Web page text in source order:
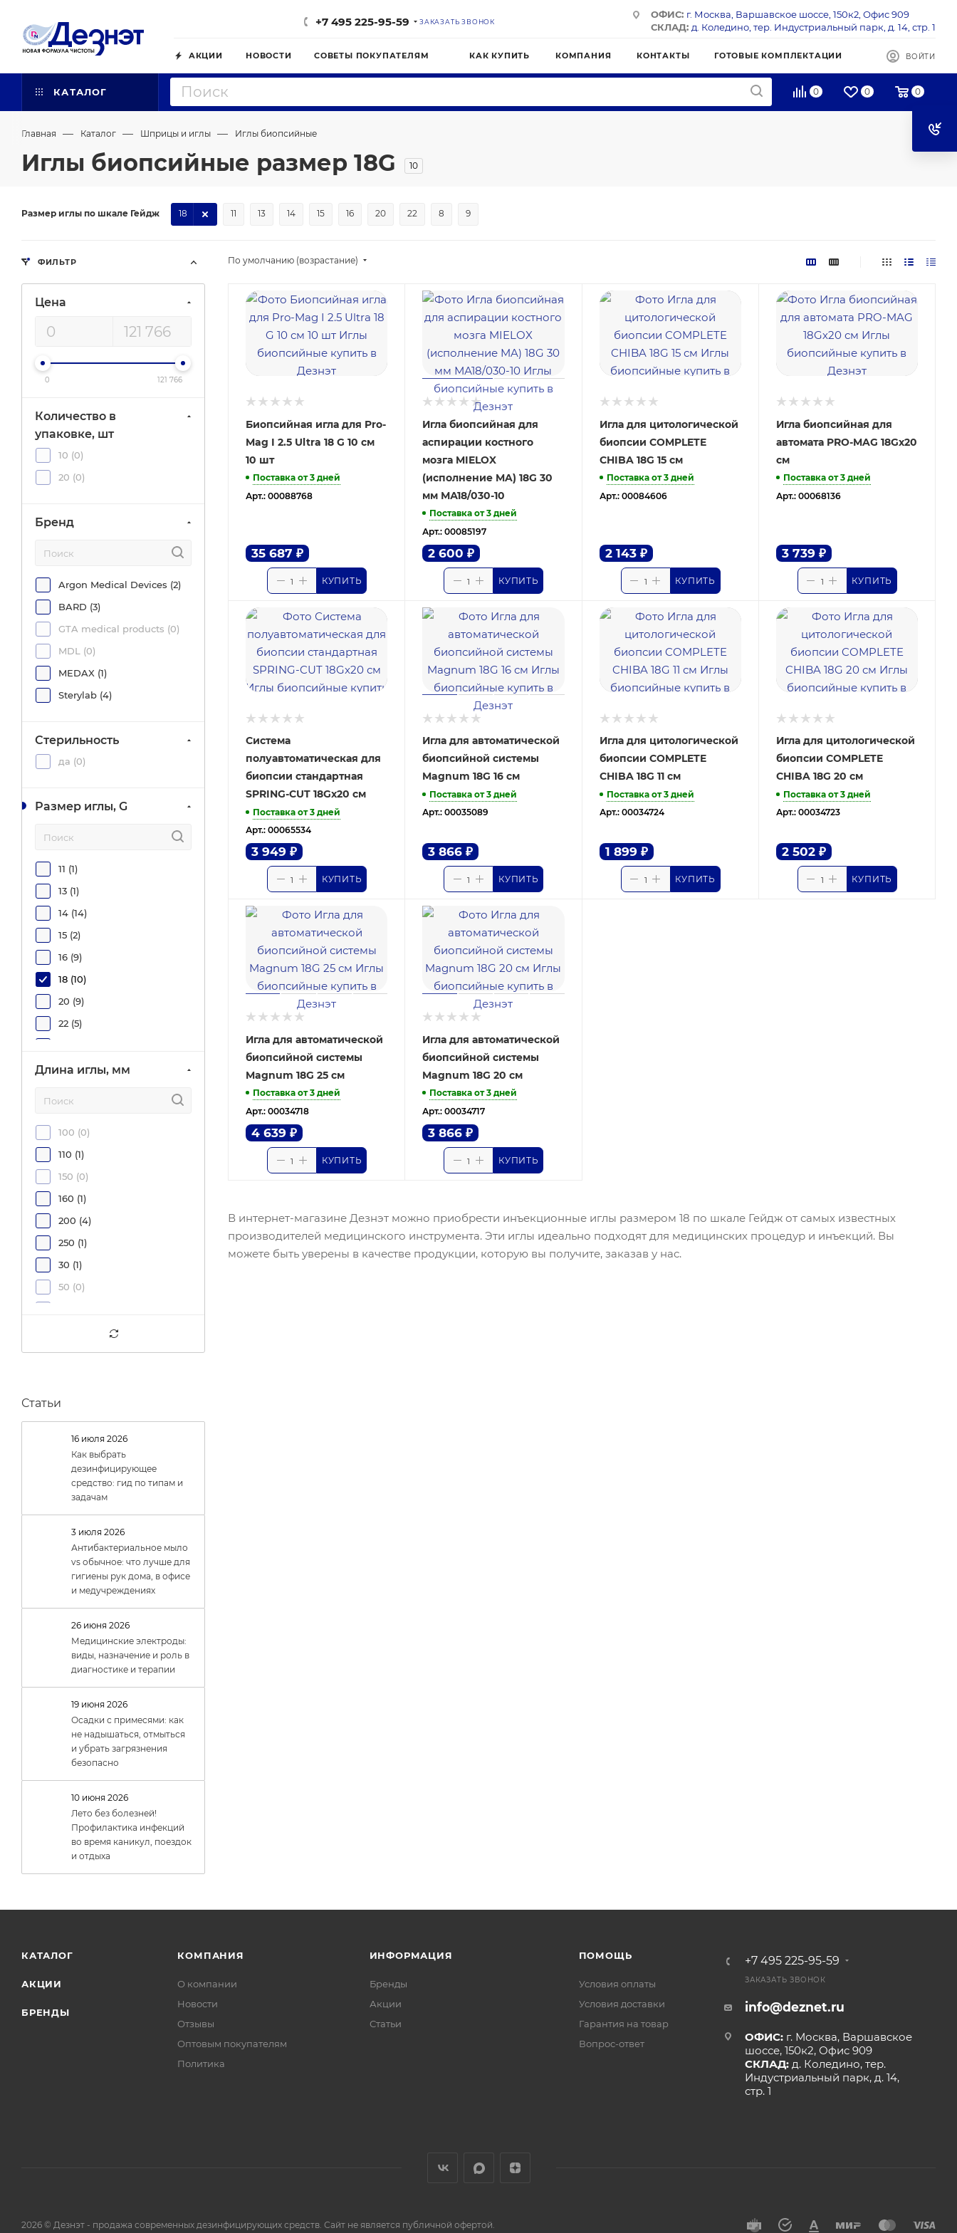
+7 495 225-95-59 ЗАКАЗАТЬ ЗВОНОК
ОФИС: г. Москва, Варшавское шоссе, 150к2, Офис 909
СКЛАД: д. Коледино, тер. Индустриальный парк, д. 14, стр. 1
АКЦИИ НОВОСТИ СОВЕТЫ ПОКУПАТЕЛЯМ КАК КУПИТЬ КОМПАНИЯ КОНТАКТЫ ГОТОВЫЕ КОМПЛЕКТАЦИИ ВОЙТИ
КАТАЛОГ 0 0 0
Главная — Каталог — Шприцы и иглы — Иглы биопсийные
Иглы биопсийные размер 18G 10
Размер иглы по шкале Гейдж 11 13 14 15 16
18 20 22 8 9
По умолчанию (возрастание)
Биопсийная игла для Pro-
Mag I 2.5 Ultra 18 G 10 см
10 шт
Поставка от 3 дней
Арт.: 00088768
35 687 ₽
КУПИТЬ
Игла биопсийная для
аспирации костного
мозга MIELOX
(исполнение MA) 18G 30
мм МА18/030-10
Поставка от 3 дней
Арт.: 00085197
2 600 ₽
КУПИТЬ
Игла для цитологической
биопсии COMPLETE
CHIBA 18G 15 см
Поставка от 3 дней
Арт.: 00084606
2 143₽
КУПИТЬ
Игла биопсийная для
автомата PRO-MAG 18Gх20
см
Поставка от 3 дней
Арт.: 00068136
3 739₽
КУПИТЬ
Система
полуавтоматическая для
биопсии стандартная
SPRING-CUT 18Gx20 см
Поставка от 3 дней
Арт.: 00065534
3 949 ₽
КУПИТЬ
Игла для автоматической
биопсийной системы
Magnum 18G 16 см
Поставка от 3 дней
Арт.: 00035089
3 866 ₽
КУПИТЬ
Игла для цитологической
биопсии COMPLETE
CHIBA 18G 11 см
Поставка от 3 дней
Арт.: 00034724
1 899₽
КУПИТЬ
Игла для цитологической
биопсии COMPLETE
CHIBA 18G 20 см
Поставка от 3 дней
Арт.: 00034723
2 502₽
КУПИТЬ
Игла для автоматической
биопсийной системы
Magnum 18G 25 см
Поставка от 3 дней
Арт.: 00034718
4 639 ₽
КУПИТЬ
Игла для автоматической
биопсийной системы
Magnum 18G 20 см
Поставка от 3 дней
Арт.: 00034717
3 866 ₽
КУПИТЬ
В интернет-магазине Дезнэт можно приобрести инъекционные иглы размером 18 по шкале Гейдж от самых известных
производителей медицинского инструмента. Эти иглы идеально подходят для медицинских процедур и инъекций. Вы
можете быть уверены в качестве продукции, которую вы получите, заказав у нас.
ФИЛЬТР
Цена
0 121 766
Количество в
упаковке, шт
10 (0)
20 (0)
Бренд
Argon Medical Devices (2)
BARD (3)
GTA medical products (0)
MDL (0)
MEDAX (1)
Sterylab (4)
Стерильность
да (0)
Размер иглы, G
11 (1)
13 (1)
14 (14)
15 (2)
16 (9)
18 (10)
20 (9)
22 (5)
9 (2
Длина иглы, мм
100 (0)
110 (1)
150 (0)
160 (1)
200 (4)
250 (1)
30 (1)
50 (0)
Статьи
16 июля 2026
Как выбрать
дезинфицирующее
средство: гид по типам и
задачам
3 июля 2026
Антибактериальное мыло
vs обычное: что лучше для
гигиены рук дома, в офисе
и медучреждениях
26 июня 2026
Медицинские электроды:
виды, назначение и роль в
диагностике и терапии
19 июня 2026
Осадки с примесями: как
не надышаться, отмыться
и убрать загрязнения
безопасно
10 июня 2026
Лето без болезней!
Профилактика инфекций
во время каникул, поездок
и отдыха
КАТАЛОГ
АКЦИИ
БРЕНДЫ
КОМПАНИЯ
О компании
Новости
Отзывы
Оптовым покупателям
Политика
ИНФОРМАЦИЯ
Бренды
Акции
Статьи
ПОМОЩЬ
Условия оплаты
Условия доставки
Гарантия на товар
Вопрос-ответ
+7 495 225-95-59
ЗАКАЗАТЬ ЗВОНОК
info@deznet.ru
ОФИС: г. Москва, Варшавское
шоссе, 150к2, Офис 909
СКЛАД: д. Коледино, тер.
Индустриальный парк, д. 14,
стр. 1
2026 © Дезнэт - продажа современных дезинфицирующих средств. Сайт не является публичной офертой.